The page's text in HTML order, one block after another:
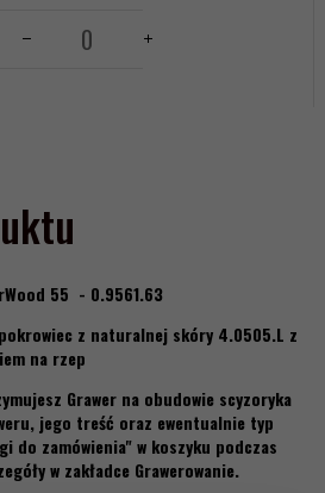
55 - 0.9561.63
z naturalnej skóry 4.0505.L z
na rzep
Grawer na obudowie scyzoryka
jego treść oraz ewentualnie typ
do zamówienia" w koszyku podczas
w zakładce Grawerowanie.